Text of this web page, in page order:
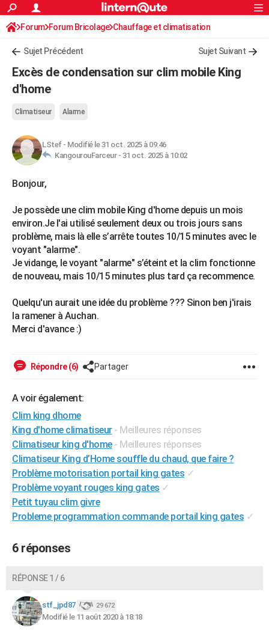
ACTUALITÉS
Politique
Société
Faits Divers
Education
Monde
Villes
+
Programme TV
TNTStreaming
Cinéma
Sorties cinéma
Musique
FINANCE
Retraite
Impôts
Epargne
Immobilier
Risques naturels par ville
Banque
Assurance
Crédit
AUTO
Essais
Réserver un essai
Citadines
Berlines
SUV
Forum auto
HIGH-TECH
Mobiles
Meilleur smartphone
Internet
Ordinateurs
Jeux vidéo
Guide high-tech
+BRICOLAGE
Forum
Aménagement intérieur
Extérieur
Cuisine
Salle de bains
Jardinage
Rangement
WEEK-END
Guides de France
Escapades
Patrimoine
Expositions
Musées
Week-end nature
LIFESTYLE
Art de vivre
Bien-être
Loisirs
Modes de vie
SANTE
Alimentation
Guide de la santé
Maladies
Médicaments
Sommeil
VOYAGE
Destinations
City break
Voyage nature
Voyage de noces
Forum
Climat
+
GUIDES D'ACHAT
BONS PLANS
Dictionnaire
Biographies
Citations
Expressions
Proverbes
PROGRAMME TV
COPAINS D'AVANT
S'inscrire
Se connecter
Lycées
Collèges
Primaires
Universités
Entreprises
Service militaire
Avis de recherche
AVIS DE DÉCÈS
FORUM
Bricolage
Lifestyle
Culture
Sport
Auto
Television
Voyage
Cinema
Rechercher
S'inscrire
Connexion
Forum Forum Bricolage Chauffage et climatisation
Sujet Précédent Sujet Suivant
Excès de condensation sur clim mobile King
d'home
Climatiseur Alarme
LStef- Modifié le 31 oct. 2025 à 09:46
KangourouFarceur - 31 oct. 2025 à 10:02
Bonjour,
Je possède une clim mobile King d'home depuis un mois
environ.Je l'ai utilisé seulement deux ou trois jours sans
problème, mais là elle s’arrête toutes 10/15 minutes avec le
voyant "alarme".
Je vidange, le voyant "alarme" s’éteint et la clim fonctionne
de nouveau, mais 10/15 minutes plus tard ça recommence.
Quelqu'un aurait une idée du problème ??? Sinon ben j'irais
la ramener à Auchan.
Merci d'avance :)
Répondre (6) Partager
A voir également:
Clim king dhome
King d'home climatiseur - Meilleures réponses
Climatiseur king d'home - Meilleures réponses
Climatiseur King d’Home souffle du chaud, que faire ?
Problème motorisation portail king gates ✓
Problème voyant rouges king gates ✓
Petit tuyau clim givre
Probleme programmation commande portail king gates ✓
6 réponses
RÉPONSE 1 / 6
stf_jpd87 29 672
Modifié le 11 août 2020 à 18:18